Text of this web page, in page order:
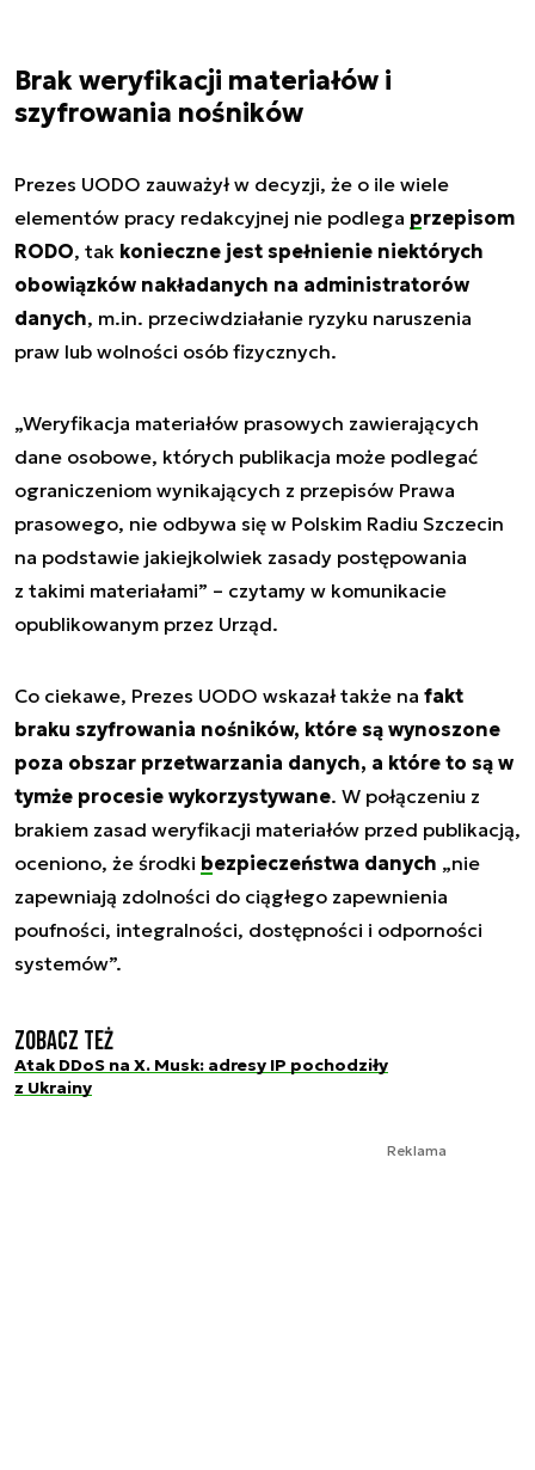
Brak weryfikacji materiałów i
szyfrowania nośników
Prezes UODO zauważył w decyzji, że o ile wiele
elementów pracy redakcyjnej nie podlega przepisom
RODO, tak konieczne jest spełnienie niektórych
obowiązków nakładanych na administratorów
danych, m.in. przeciwdziałanie ryzyku naruszenia
praw lub wolności osób fizycznych.
„Weryfikacja materiałów prasowych zawierających
dane osobowe, których publikacja może podlegać
ograniczeniom wynikających z przepisów Prawa
prasowego, nie odbywa się w Polskim Radiu Szczecin
na podstawie jakiejkolwiek zasady postępowania
z takimi materiałami” – czytamy w komunikacie
opublikowanym przez Urząd.
Co ciekawe, Prezes UODO wskazał także na fakt
braku szyfrowania nośników, które są wynoszone
poza obszar przetwarzania danych, a które to są w
tymże procesie wykorzystywane. W połączeniu z
brakiem zasad weryfikacji materiałów przed publikacją,
oceniono, że środki bezpieczeństwa danych „nie
zapewniają zdolności do ciągłego zapewnienia
poufności, integralności, dostępności i odporności
systemów”.
Zobacz też
Atak DDoS na X. Musk: adresy IP pochodziły
z Ukrainy
Reklama